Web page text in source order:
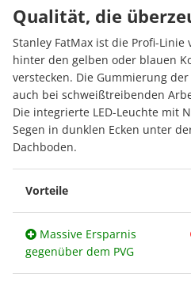
Qualität, die
Stanley FatMax ist die Profi-
hinter den gelben oder blauen
verstecken. Die Gummierung
auch bei schweißtreibenden
Die integrierte LED-Leuchte mit
Segen in dunklen Ecken unter
Dachboden.
Vorteile
Massive Ersparnis
gegenüber dem PVG